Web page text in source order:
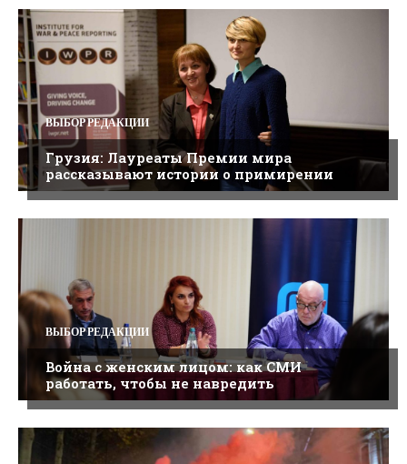
ВЫБОР РЕДАКЦИИ
Грузия: Лауреаты Премии мира
рассказывают истории о примирении
ВЫБОР РЕДАКЦИИ
Война с женским лицом: как СМИ
работать, чтобы не навредить